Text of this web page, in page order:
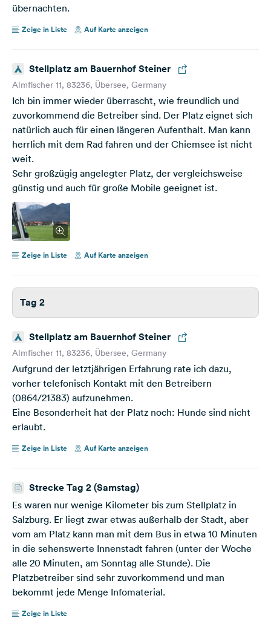
übernachten.
Zeige in Liste Auf Karte anzeigen
Stellplatz am Bauernhof Steiner
Almfischer 11, 83236, Übersee, Germany
Ich bin immer wieder überrascht, wie freundlich und
zuvorkommend die Betreiber sind. Der Platz eignet sich
natürlich auch für einen längeren Aufenthalt. Man kann
herrlich mit dem Rad fahren und der Chiemsee ist nicht
weit.
Sehr großzügig angelegter Platz, der vergleichsweise
günstig und auch für große Mobile geeignet ist.
Zeige in Liste Auf Karte anzeigen
Tag 2
Stellplatz am Bauernhof Steiner
Almfischer 11, 83236, Übersee, Germany
Aufgrund der letztjährigen Erfahrung rate ich dazu,
vorher telefonisch Kontakt mit den Betreibern
(0864/21383) aufzunehmen.
Eine Besonderheit hat der Platz noch: Hunde sind nicht
erlaubt.
Zeige in Liste Auf Karte anzeigen
Strecke Tag 2 (Samstag)
Es waren nur wenige Kilometer bis zum Stellplatz in
Salzburg. Er liegt zwar etwas außerhalb der Stadt, aber
vom am Platz kann man mit dem Bus in etwa 10 Minuten
in die sehenswerte Innenstadt fahren (unter der Woche
alle 20 Minuten, am Sonntag alle Stunde). Die
Platzbetreiber sind sehr zuvorkommend und man
bekommt jede Menge Infomaterial.
Zeige in Liste